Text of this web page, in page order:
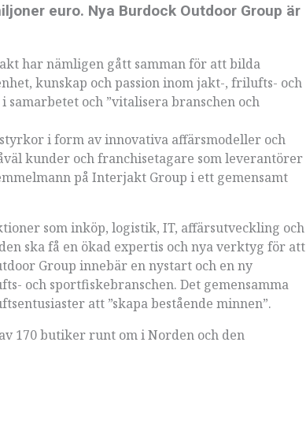
euro. Nya Burdock Outdoor Group är
har nämligen gått samman för att bilda
kunskap och passion inom jakt-, frilufts- och
och ”vitalisera branschen och
i form av innovativa affärsmodeller och
kunder och franchisetagare som leverantörer
på Interjakt Group i ett gemensamt
som inköp, logistik, IT, affärsutveckling och
ska få en ökad expertis och nya verktyg för att
Group innebär en nystart och en ny
och sportfiskebranschen. Det gemensamma
att ”skapa bestående minnen”.
170 butiker runt om i Norden och den